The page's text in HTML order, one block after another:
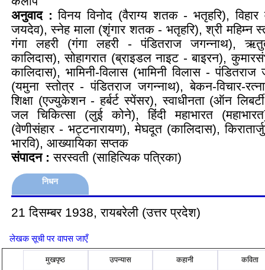
अनुवाद : विनय विनोद (वैराग्य शतक - भतृहरि), विहार
जयदेव), स्नेह माला (शृंगार शतक - भतृहरि), श्री महिम्न
गंगा लहरी (गंगा लहरी - पंडितराज जगन्नाथ),
कालिदास), सोहागरात (ब्राइडल नाइट - बाइरन),
कालिदास), भामिनी-विलास (भामिनी विलास -
(यमुना स्तोत्र - पंडितराज जगन्नाथ), बेकन-विचार-
शिक्षा (एज्युकेशन - हर्बर्ट स्पेंसर), स्वाधीनता (ऑन
जल चिकित्सा (लुई कोने), हिंदी महाभारत
(वेणीसंहार - भट्टनारायण), मेघदूत (कालिदास),
भारवि), आख्यायिका सप्तक
संपादन : सरस्वती (साहित्यिक पत्रिका)
निधन
21 दिसम्बर 1938, रायबरेली (उत्तर प्रदेश)
लेखक सूची पर वापस जाएँ
मुखपृष्ठ उपन्यास कहानी कविता